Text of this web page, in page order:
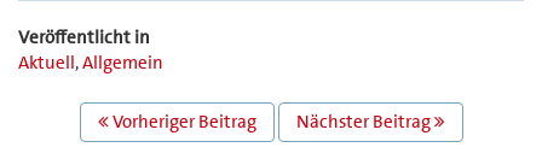
Veröffentlicht in
Aktuell,Allgemein
BEITRAGS
NAVIGATION
Vorheriger Beitrag Nächster Beitrag